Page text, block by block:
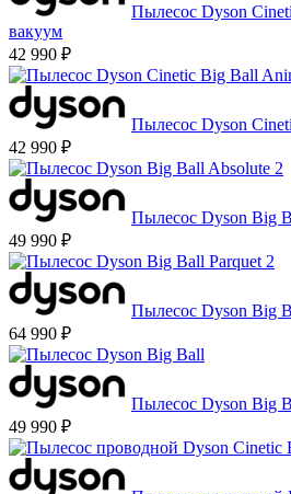
Пылесос Dyson
вакуум
42 990 ₽
Пылесос Dyson
42 990 ₽
Пылесос Dyson Big
49 990 ₽
Пылесос Dyson Big
64 990 ₽
Пылесос Dyson Big
49 990 ₽